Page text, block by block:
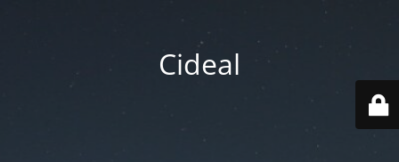
Cideal